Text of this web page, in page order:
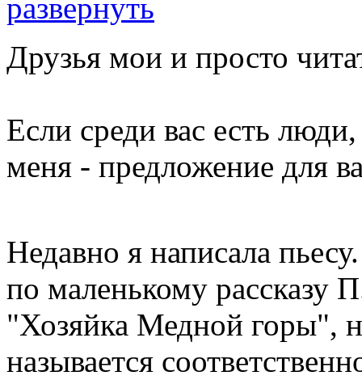
развернуть
Друзья мои и просто
Если среди вас есть
меня - предложение для
Недавно я написала
по маленькому рассказу
"Хозяйка Медной горы",
называется